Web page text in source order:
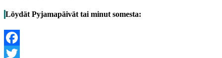
Löydät Pyjamapäivät tai minut somesta:
Facebook